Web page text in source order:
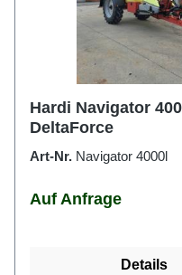
Hardi Navigator
DeltaForce
Art-Nr. Navigator 4000l
Auf Anfrage
Details